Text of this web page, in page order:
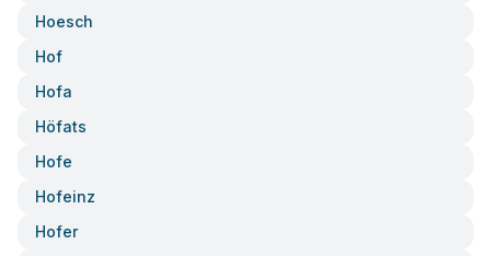
Hoesch
Hof
Hofa
Höfats
Hofe
Hofeinz
Hofer